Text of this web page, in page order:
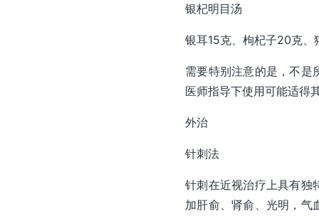
银杞明目汤
银耳15克、枸杞子20克
需要特别注意的是，不是
医师指导下使用可能适得
外治
针刺法
针刺在近视治疗上具有独
加肝俞、肾俞、光明，气